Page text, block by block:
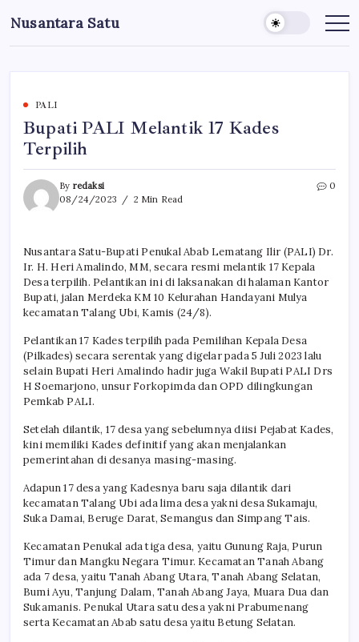
to
content
Nusantara Satu
Berita
Nusantara
PALI
Bupati PALI Melantik 17 Kades
Terpilih
By redaksi
08/24/2023
2 Min Read
0
Nusantara Satu-Bupati Penukal Abab Lematang Ilir (PALI) Dr.
Ir. H. Heri Amalindo, MM, secara resmi melantik 17 Kepala
Desa terpilih. Pelantikan ini di laksanakan di halaman Kantor
Bupati, jalan Merdeka KM 10 Kelurahan Handayani Mulya
kecamatan Talang Ubi, Kamis (24/8).
Pelantikan 17 Kades terpilih pada Pemilihan Kepala Desa
(Pilkades) secara serentak yang digelar pada 5 Juli 2023 lalu
selain Bupati Heri Amalindo hadir juga Wakil Bupati PALI Drs
H Soemarjono, unsur Forkopimda dan OPD dilingkungan
Pemkab PALI.
Setelah dilantik, 17 desa yang sebelumnya diisi Pejabat Kades,
kini memiliki Kades definitif yang akan menjalankan
pemerintahan di desanya masing-masing.
Adapun 17 desa yang Kadesnya baru saja dilantik dari
kecamatan Talang Ubi ada lima desa yakni desa Sukamaju,
Suka Damai, Beruge Darat, Semangus dan Simpang Tais.
Kecamatan Penukal ada tiga desa, yaitu Gunung Raja, Purun
Timur dan Mangku Negara Timur. Kecamatan Tanah Abang
ada 7 desa, yaitu Tanah Abang Utara, Tanah Abang Selatan,
Bumi Ayu, Tanjung Dalam, Tanah Abang Jaya, Muara Dua dan
Sukamanis. Penukal Utara satu desa yakni Prabumenang
serta Kecamatan Abab satu desa yaitu Betung Selatan.